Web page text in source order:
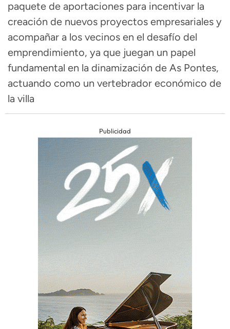
paquete de aportaciones para incentivar la
creación de nuevos proyectos empresariales y
acompañar a los vecinos en el desafío del
emprendimiento, ya que juegan un papel
fundamental en la dinamización de As Pontes,
actuando como un vertebrador económico de
la villa
Publicidad